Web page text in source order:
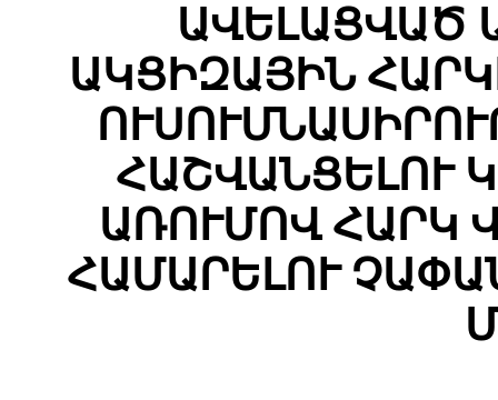
ԱՎԵԼԱՑՎԱԾ
ԱԿՑԻԶԱՅԻՆ
ՀԱՇՎԱՆՑԵԼՈՒ
ԱՌՈՒՄՈՎ ՀԱՐԿ
ՀԱՄԱՐԵԼՈՒ